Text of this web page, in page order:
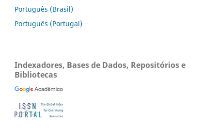
Português (Brasil)
Português (Portugal)
Indexadores, Bases de Dados, Repositórios e
Bibliotecas